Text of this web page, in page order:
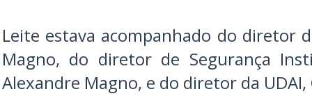
Leite estava acompanhado do diretor
Magno, do diretor de Segurança
Alexandre Magno, e do diretor da UDAI,